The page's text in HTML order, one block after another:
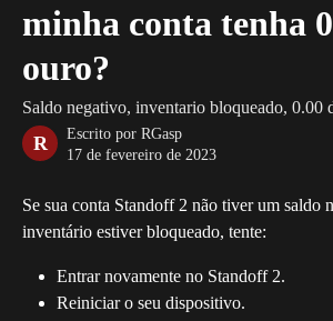
minha conta tenha
ouro?
Saldo negativo, inventario bloqueado, 0.00
R Escrito por RGasp
17 de fevereiro de 2023
Se sua conta Standoff 2 não tiver um saldo
inventário estiver bloqueado, tente:
Entrar novamente no Standoff 2.
Reiniciar o seu dispositivo.